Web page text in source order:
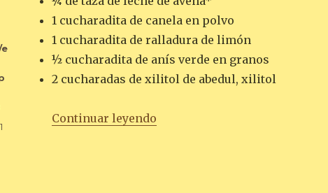
1 cucharadita de canela en polvo
1 cucharadita de ralladura de limón
½ cucharadita de anís verde en granos
2 cucharadas de xilitol de abedul, xilitol
Continuar leyendo«TORTITAS DE CALABAZA»